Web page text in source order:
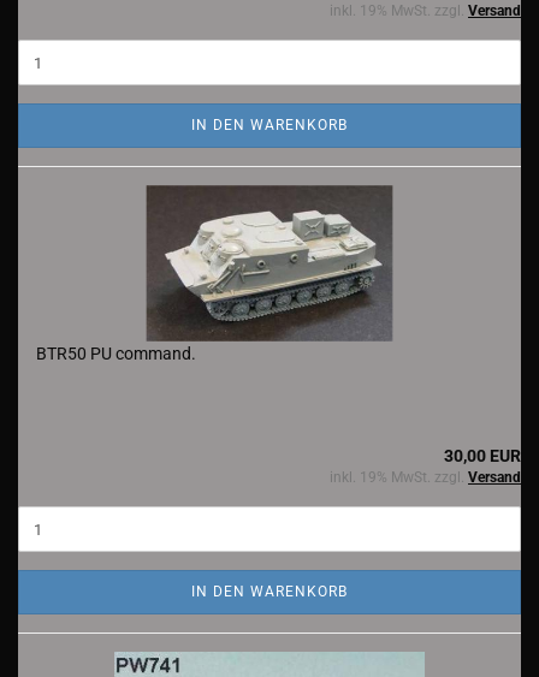
inkl. 19% MwSt. zzgl. Versand
IN DEN WARENKORB
BTR50 PU command.
30,00 EUR
inkl. 19% MwSt. zzgl. Versand
IN DEN WARENKORB